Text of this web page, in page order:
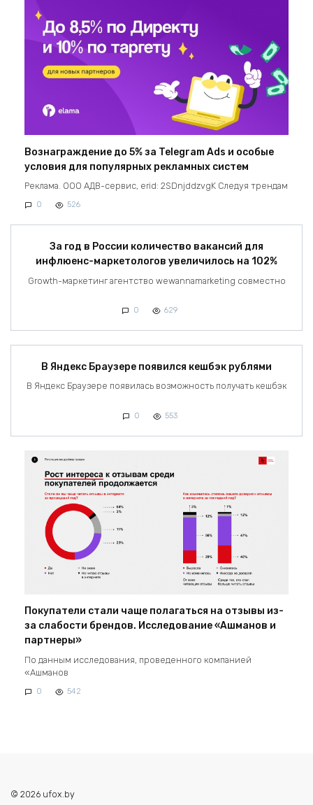
Вознаграждение до 5% за Telegram Ads и особые
условия для популярных рекламных систем
Реклама. ООО АДВ-сервис, erid: 2SDnjddzvgK Следуя трендам
0 526
За год в России количество вакансий для
инфлюенс-маркетологов увеличилось на 102%
Growth-маркетинг агентство wewannamarketing совместно
0 629
В Яндекс Браузере появился кешбэк рублями
В Яндекс Браузере появилась возможность получать кешбэк
0 553
Покупатели стали чаще полагаться на отзывы из-
за слабости брендов. Исследование «Ашманов и
партнеры»
По данным исследования, проведенного компанией
«Ашманов
0 542
© 2026 ufox.by